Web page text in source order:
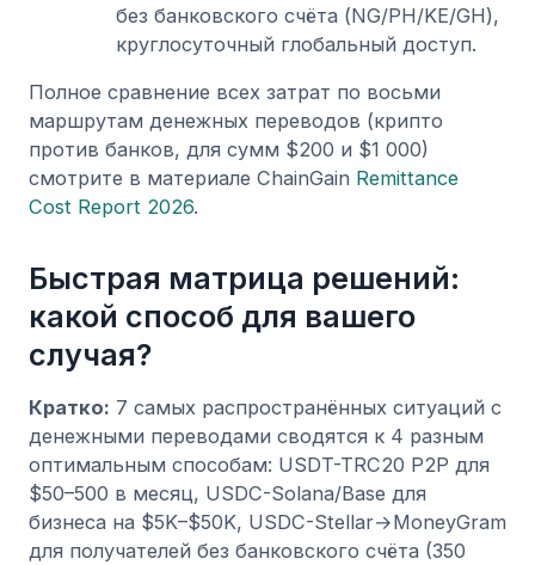
без банковского счёта (NG/PH/KE/GH),
круглосуточный глобальный доступ.
Полное сравнение всех затрат по восьми
маршрутам денежных переводов (крипто
против банков, для сумм $200 и $1 000)
смотрите в материале ChainGain Remittance
Cost Report 2026.
Быстрая матрица решений:
какой способ для вашего
случая?
Кратко: 7 самых распространённых ситуаций с
денежными переводами сводятся к 4 разным
оптимальным способам: USDT-TRC20 P2P для
$50–500 в месяц, USDC-Solana/Base для
бизнеса на $5K–$50K, USDC-Stellar→MoneyGram
для получателей без банковского счёта (350